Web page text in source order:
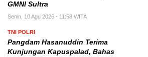
GMNI Sultra
Senin, 10 Agu 2026 - 11:58 WITA
TNI POLRI
Pangdam Hasanuddin Terima
Kunjungan Kapuspalad, Bahas